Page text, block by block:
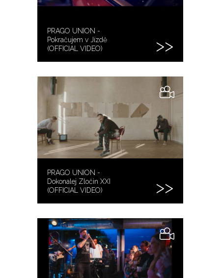
PRAGO UNION -
Pokračujem v Jízdě
(OFFICIAL VIDEO)
PRAGO UNION -
Dokonalej Zločin XXI
(OFFICIAL VIDEO)